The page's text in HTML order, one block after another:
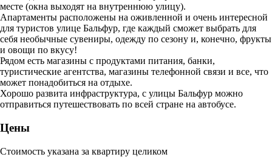
месте (окна выходят на внутреннюю улицу).
Апартаменты расположены на оживленной и очень интересной
для туристов улице Бальфур, где каждый сможет выбрать для
себя необычные сувениры, одежду по сезону и, конечно, фрукты
и овощи по вкусу!
Рядом есть магазины с продуктами питания, банки,
туристические агентства, магазины телефонной связи и все, что
может понадобиться на отдыхе.
Хорошо развита инфраструктура, с улицы Бальфур можно
отправиться путешествовать по всей стране на автобусе.
Цены
Стоимость указана за квартиру целиком